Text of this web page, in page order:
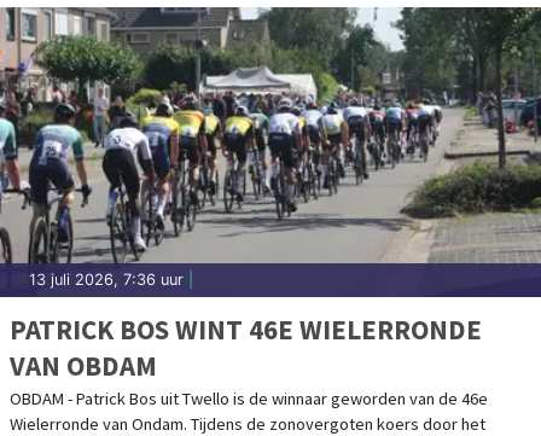
13 juli 2026, 7:36 uur
PATRICK BOS WINT 46E WIELERRONDE
VAN OBDAM
OBDAM - Patrick Bos uit Twello is de winnaar geworden van de 46e
Wielerronde van Ondam. Tijdens de zonovergoten koers door het